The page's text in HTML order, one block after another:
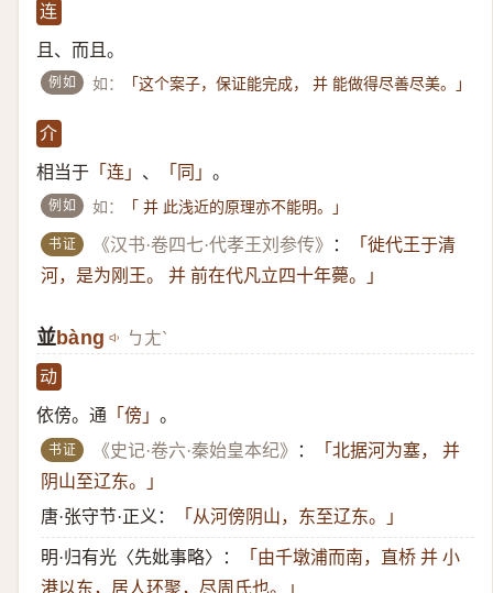
连
且、而且。
例如 如： 「这个案子，保证能完成， 并 能做得尽善尽美。」
介
相当于 「连」 、 「同」 。
例如 如： 「 并 此浅近的原理亦不能明。」
书证 《汉书·卷四七·代孝王刘参传》 ：
「徙代王于清
河，是为刚王。 并 前在代凡立四十年薨。」
並bàng ㄅㄤˋ
动
依傍。通 「傍」 。
书证 《史记·卷六·秦始皇本纪》 ：
「北据河为塞， 并
阴山至辽东。」
唐·张守节·正义：
「从河傍阴山，东至辽东。」
明·归有光〈先妣事略〉：
「由千墩浦而南，直桥 并 小
港以东，居人环聚，尽周氏也。」